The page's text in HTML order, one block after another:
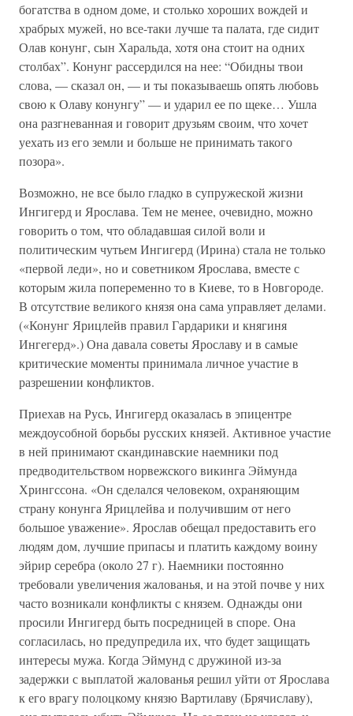
богатства в одном доме, и столько хороших вождей и
храбрых мужей, но все-таки лучше та палата, где сидит
Олав конунг, сын Харальда, хотя она стоит на одних
столбах”. Конунг рассердился на нее: “Обидны твои
слова, — сказал он, — и ты показываешь опять любовь
свою к Олаву конунгу” — и ударил ее по щеке… Ушла
она разгневанная и говорит друзьям своим, что хочет
уехать из его земли и больше не принимать такого
позора».
Возможно, не все было гладко в супружеской жизни
Ингигерд и Ярослава. Тем не менее, очевидно, можно
говорить о том, что обладавшая силой воли и
политическим чутьем Ингигерд (Ирина) стала не только
«первой леди», но и советником Ярослава, вместе с
которым жила попеременно то в Киеве, то в Новгороде.
В отсутствие великого князя она сама управляет делами.
(«Конунг Ярицлейв правил Гардарики и княгиня
Ингегерд».) Она давала советы Ярославу и в самые
критические моменты принимала личное участие в
разрешении конфликтов.
Приехав на Русь, Ингигерд оказалась в эпицентре
междоусобной борьбы русских князей. Активное участие
в ней принимают скандинавские наемники под
предводительством норвежского викинга Эймунда
Хрингссона. «Он сделался человеком, охраняющим
страну конунга Ярицлейва и получившим от него
большое уважение». Ярослав обещал предоставить его
людям дом, лучшие припасы и платить каждому воину
эйрир серебра (около 27 г). Наемники постоянно
требовали увеличения жалованья, и на этой почве у них
часто возникали конфликты с князем. Однажды они
просили Ингигерд быть посредницей в споре. Она
согласилась, но предупредила их, что будет защищать
интересы мужа. Когда Эймунд с дружиной из-за
задержки с выплатой жалованья решил уйти от Ярослава
к его врагу полоцкому князю Вартилаву (Брячиславу),